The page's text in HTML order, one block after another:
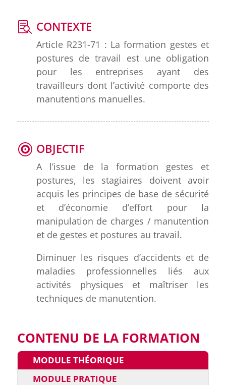
CONTEXTE
Article R231-71 : La formation gestes et
postures de travail est une obligation
pour les entreprises ayant des
travailleurs dont l’activité comporte des
manutentions manuelles.
OBJECTIF
A l’issue de la formation gestes et
postures, les stagiaires doivent avoir
acquis les principes de base de sécurité
et d’économie d’effort pour la
manipulation de charges / manutention
et de gestes et postures au travail.
Diminuer les risques d’accidents et de
maladies professionnelles liés aux
activités physiques et maîtriser les
techniques de manutention.
CONTENU DE LA FORMATION
MODULE THÉORIQUE
MODULE PRATIQUE